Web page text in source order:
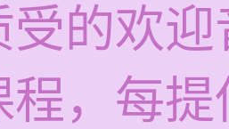
受的欢
程，每